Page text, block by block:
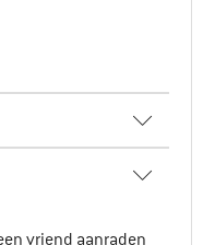
vriend aanraden